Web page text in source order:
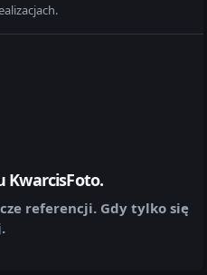
KwarcisFoto.
referencji. Gdy tylko się